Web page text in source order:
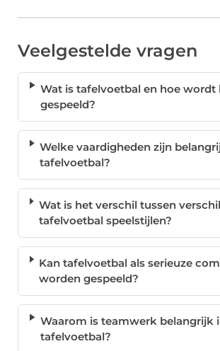
Veelgestelde vragen
Wat is tafelvoetbal en hoe wordt
gespeeld?
Welke vaardigheden zijn
tafelvoetbal?
Wat is het verschil tussen
tafelvoetbal speelstijlen?
Kan tafelvoetbal als serieuze
worden gespeeld?
Waarom is teamwerk belangrijk
tafelvoetbal?